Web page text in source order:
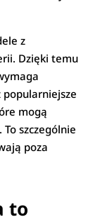
z
Dzięki temu
mogą
szczególnie
poza
to